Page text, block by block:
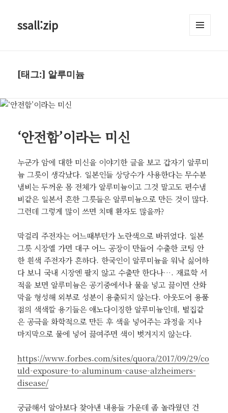
ssall:zip
[태그:] 알루미늄
‘안전함’이라는 미신
누군가 암에 대한 미신을 이야기한 글을 보고 갑자기 알루미
늄 그릇이 생각났다. 일본인들 상당수가 사용한다는 무수분
냄비는 두꺼운 몸 전체가 알루미늄이고 그것 말고도 편수냄
비같은 일본서 흔한 그릇들은 알루미늄으로 만든 것이 많다.
그런데 그렇게 많이 쓰면 치매 환자도 많을까?
막걸리 주전자는 어느때부턴가 노란색으로 바뀌었다. 일본
그릇 시장엘 가면 대구 어느 공장이 만들어 수출한 코팅 안
한 흰색 주전자가 흔하다. 한국인이 알루미늄을 워낙 싫어하
다 보니 국내 시장엔 팔지 않고 수출만 한다나…. 재료학 서
적을 보면 알루미늄은 공기중에서나 물을 넣고 끓이면 산화
막을 형성해 외부로 성분이 용출되지 않는다. 아웃도어 용품
점의 색색깔 용기들은 애노다이징한 알루미늄인데, 벌집같
은 공극을 화학적으로 만든 후 색을 넣어주는 과정을 지나
마지막으로 물에 넣어 끓여주면 색이 벗겨지지 않는다.
https://www.forbes.com/sites/quora/2017/09/29/co
uld-exposure-to-aluminum-cause-alzheimers-
disease/
궁금해서 알아보다 찾아낸 내용들 가운데 좀 놀라웠던 건